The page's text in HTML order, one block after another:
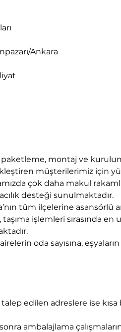
Ankara
paketleme, montaj ve
müşterilerimiz için
çok daha makul
desteği sunulmaktadır.
tüm ilçelerine
işlemleri sırasında
oda sayısına,
edilen adreslere ise
ambalajlama